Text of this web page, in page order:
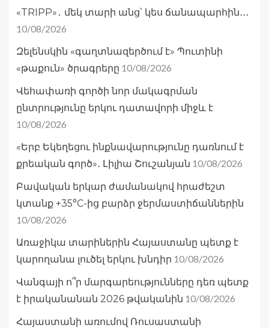
«TRIPP»․ մեկ տարի անց՝ կես ճանապարհին․․․
10/08/2026
Զելենսկին «գաղտնազերծում է» Պուտինի
«թաքուն» ծրագրերը 10/08/2026
Վեհափառի գործի նոր մակագրման
ընտրությունը երկու դատավորի միջև է
10/08/2026
«Երբ Եկեղեցու ինքնավարությունը դառնում է
քրեական գործ»․ Լիլիա Շուշանյան 10/08/2026
Բավական երկար ժամանակով հրաժեշտ
կտանք +35°C-ից բարձր ջերմաստիճաններին
10/08/2026
Առաջիկա տարիներին Հայաստանը պետք է
կարողանա լուծել երկու խնդիր 10/08/2026
Վանգայի ո՞ր մարգարեությունները դեռ պետք
է իրականանան 2026 թվականին 10/08/2026
Հայաստանի առումով Ռուսաստանի